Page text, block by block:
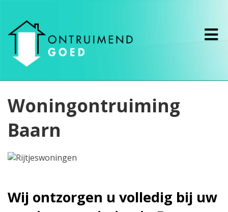
Woningontruiming
Baarn
Wij ontzorgen u volledig bij uw